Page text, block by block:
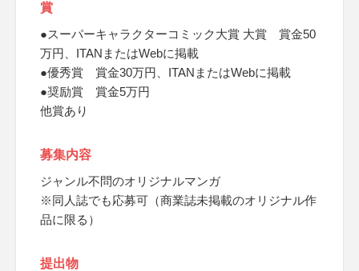
賞
●スーパーキャラクターコミック大賞 大賞 賞金50
万円、ITANまたはWebに掲載
●優秀賞 賞金30万円、ITANまたはWebに掲載
●奨励賞 賞金5万円
他賞あり
募集内容
ジャンル不問のオリジナルマンガ
※同人誌でも応募可（商業誌未掲載のオリジナル作
品に限る）
提出物